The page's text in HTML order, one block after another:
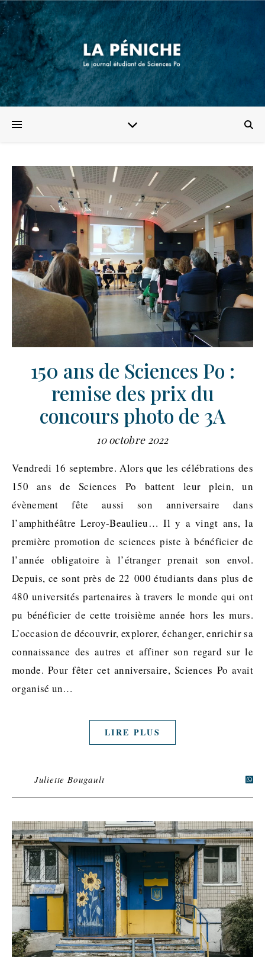
150 ans de Sciences Po :
remise des prix du
concours photo de 3A
10 octobre 2022
Vendredi 16 septembre. Alors que les célébrations des
150 ans de Sciences Po battent leur plein, un
évènement fête aussi son anniversaire dans
l’amphithéâtre Leroy-Beaulieu… Il y a vingt ans, la
première promotion de sciences piste à bénéficier de
l’année obligatoire à l’étranger prenait son envol.
Depuis, ce sont près de 22 000 étudiants dans plus de
480 universités partenaires à travers le monde qui ont
pu bénéficier de cette troisième année hors les murs.
L’occasion de découvrir, explorer, échanger, enrichir sa
connaissance des autres et affiner son regard sur le
monde. Pour fêter cet anniversaire, Sciences Po avait
organisé un…
LIRE PLUS
Juliette Bougault